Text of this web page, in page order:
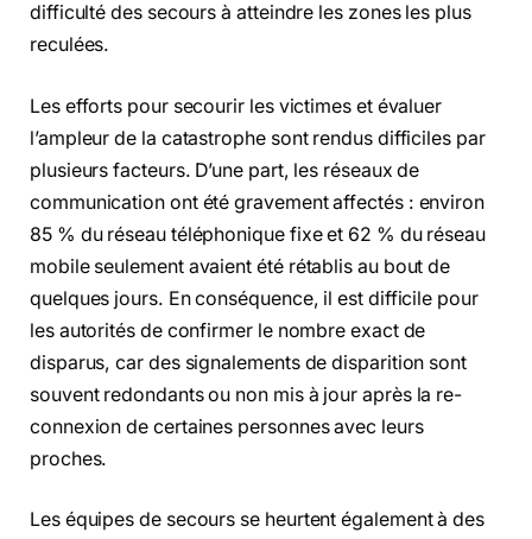
difficulté des secours à atteindre les zones les plus
reculées.
Les efforts pour secourir les victimes et évaluer
l’ampleur de la catastrophe sont rendus difficiles par
plusieurs facteurs. D’une part, les réseaux de
communication ont été gravement affectés : environ
85 % du réseau téléphonique fixe et 62 % du réseau
mobile seulement avaient été rétablis au bout de
quelques jours. En conséquence, il est difficile pour
les autorités de confirmer le nombre exact de
disparus, car des signalements de disparition sont
souvent redondants ou non mis à jour après la re-
connexion de certaines personnes avec leurs
proches.
Les équipes de secours se heurtent également à des